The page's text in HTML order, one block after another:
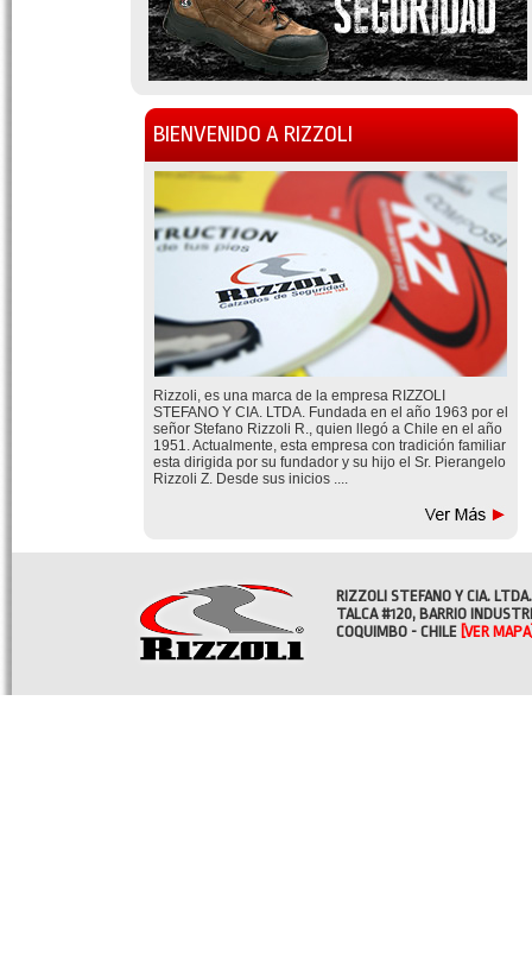
BIENVENIDO A RIZZOLI
Rizzoli, es una marca de la empresa RIZZOLI
STEFANO Y CIA. LTDA. Fundada en el año 1963 por el
señor Stefano Rizzoli R., quien llegó a Chile en el año
1951. Actualmente, esta empresa con tradición familiar
esta dirigida por su fundador y su hijo el Sr. Pierangelo
Rizzoli Z. Desde sus inicios ....
RIZZOLI STEFANO Y CIA. LTDA.
TALCA #120, BARRIO
COQUIMBO - CHILE [VER